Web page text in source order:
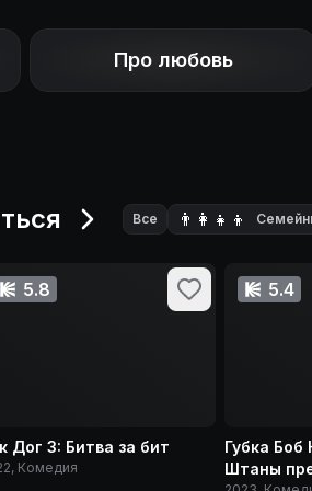
Про любовь
Все 👨‍👩‍👧‍👦
5.8
Дог 3: Битва за бит
Комедия
5.4
Губка Боб
Штаны